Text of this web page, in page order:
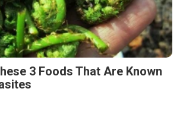
3 Foods That Are Known